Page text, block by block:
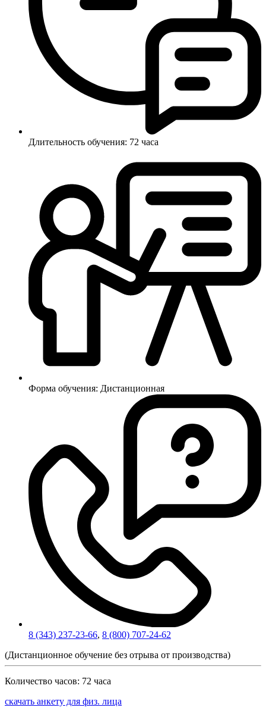
Длительность обучения: 72 часа
Форма обучения: Дистанционная
8 (343) 237-23-66, 8 (800) 707-24-62
(Дистанционное обучение без отрыва от производства)
Количество часов: 72 часа
скачать анкету для физ. лица